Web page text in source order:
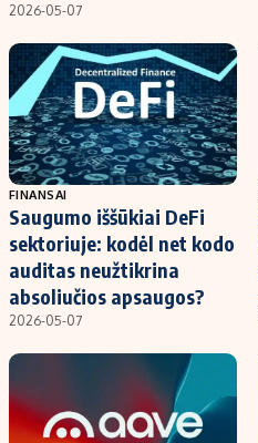
2026-05-07
FINANSAI
Saugumo iššūkiai DeFi
sektoriuje: kodėl net kodo
auditas neužtikrina
absoliučios apsaugos?
2026-05-07